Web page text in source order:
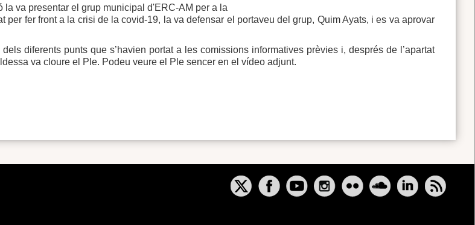
la va presentar el grup municipal d'ERC-AM per a la
per fer front a la crisi de la covid-19, la va defensar el portaveu del grup, Quim Ayats, i es va aprovar
diferents punts que s’havien portat a les comissions informatives prèvies i, després de l’apartat
va cloure el Ple. Podeu veure el Ple sencer en el vídeo adjunt.